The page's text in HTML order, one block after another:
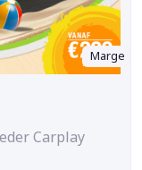
Marge
Carplay